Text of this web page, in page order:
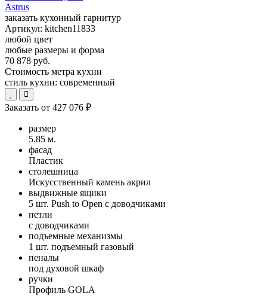
Astrus
заказать кухонный гарнитур
Артикул: kitchen11833
любой цвет
любые размеры и форма
70 878 руб.
Стоимость метра кухни
стиль кухни: современный
Заказать от 427 076 ₽
размер
5.85 м.
фасад
Пластик
столешница
Искусственный камень акрил
выдвижные ящики
5 шт. Push to Open с доводчиками
петли
с доводчиками
подъемные механизмы
1 шт. подъемный газовый
пеналы
под духовой шкаф
ручки
Профиль GOLA